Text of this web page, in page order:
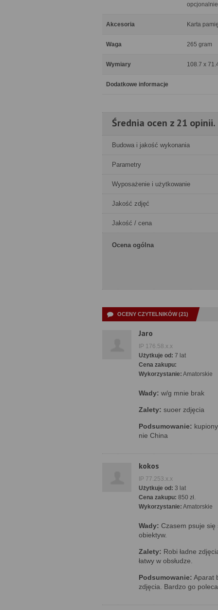
Akcesoria Karta
Waga 265 gram
Wymiary 108.7 x
Dodatkowe informacje
Średnia ocen z 21 opinii.
Budowa i jakość wykonania
Parametry
Wyposażenie i użytkowanie
Jakość zdjęć
Jakość / cena
Ocena ogólna
OCENY CZYTELNIKÓW (21)
Jaro
IP 176.58.x.x
Użytkuje od: 7 lat
Cena zakupu:
Wykorzystanie: Amatorskie
Wady: w/g mnie brak
Zalety: suoer zdjęcia
Podsumowanie:
nie China
kokos
IP 77.253.x.x
Użytkuje od: 3 lat
Cena zakupu: 850 zł.
Wykorzystanie: Amatorskie
Wady: Czasem psuje
obiektyw.
Zalety: Robi ładne
łatwy w obsłudze.
Podsumowanie: Aparat
zdjęcia. Bardzo go